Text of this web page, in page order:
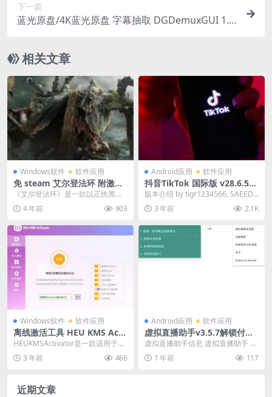
下一篇
蓝光原盘/4K蓝光原盘 字幕抽取 DGDemuxGUI 1.0.
相关文章
Windows软件 软件应用
免 steam 艾尔登法环 附激活
码
《艾尔登法环》是一款以正统黑暗
奇幻世界为舞台的动作RPG游戏。
走进辽阔的场景与地...
4 年前 903
Android应用 软件应用
抖音TikTok 国际版 v28.6.5：
无广告、全国家任意切换解锁
版本介绍 by tigr1234566, SAEEDS
tarv ☑ 去广告、去水...
3 年前 2.1K
Windows软件 软件应用
离线激活工具 HEU KMS Acti
vator v42.0.1 全能激活神器
HEUKMSActivator是一款适用于Wi
ndows、Office及VL版本...
3 年前 466
Android应用 软件应用
虚拟直播助手v3.5.7解锁付费
版
虚拟直播助手信息 虚拟直播助手 v
3.5.7 解锁付费版，所有功能全都可
以免费使...
1 年前 117
近期文章